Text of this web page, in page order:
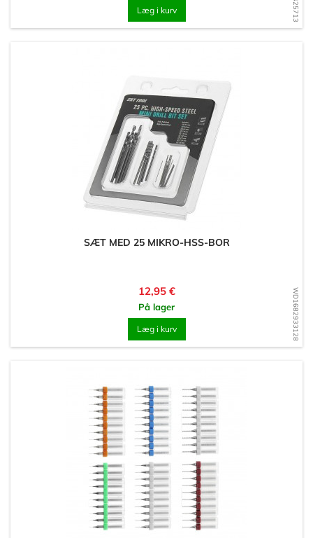
Læg i kurv
WD1682933128
SÆT MED 25 MIKRO-HSS-BOR
Pris
12,95 €
På lager
Læg i kurv